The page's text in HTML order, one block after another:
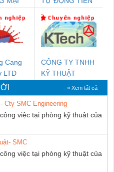
Cang
LTD
CÔNG TY TNHH
KỸ THUẬT
KTECH VIỆT
NAM
» Xem tất cả
Cty SMC Engineering
việc tại phòng kỹ thuật của
SMC
việc tại phòng kỹ thuật của